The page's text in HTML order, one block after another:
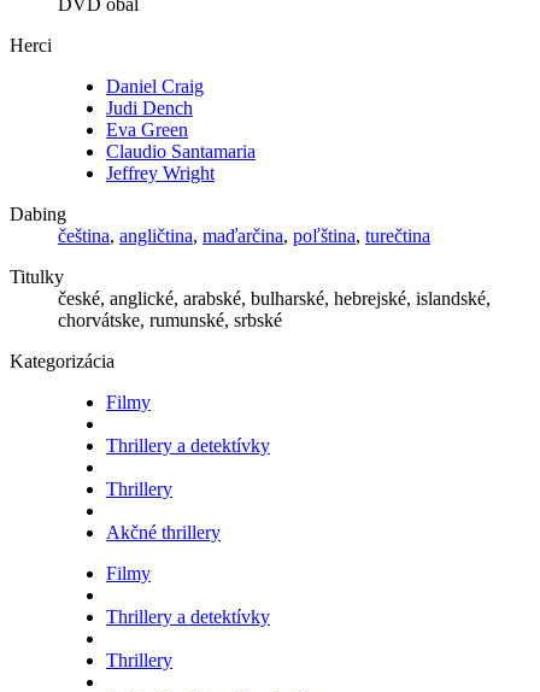
DVD obal
Herci
Daniel Craig
Judi Dench
Eva Green
Claudio Santamaria
Jeffrey Wright
Dabing
čeština, angličtina, maďarčina, poľština, turečtina
Titulky
české, anglické, arabské, bulharské, hebrejské, islandské,
chorvátske, rumunské, srbské
Kategorizácia
Filmy
Thrillery a detektívky
Thrillery
Akčné thrillery
Filmy
Thrillery a detektívky
Thrillery